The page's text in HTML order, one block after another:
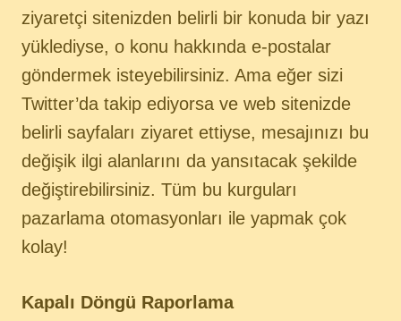
ziyaretçi sitenizden belirli bir konuda bir yazı
yüklediyse, o konu hakkında e-postalar
göndermek isteyebilirsiniz. Ama eğer sizi
Twitter’da takip ediyorsa ve web sitenizde
belirli sayfaları ziyaret ettiyse, mesajınızı bu
değişik ilgi alanlarını da yansıtacak şekilde
değiştirebilirsiniz. Tüm bu kurguları
pazarlama otomasyonları ile yapmak çok
kolay!
Kapalı Döngü Raporlama